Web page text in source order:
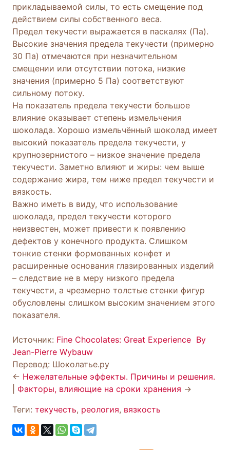
прикладываемой силы, то есть смещение под
действием силы собственного веса.
Предел текучести выражается в паскалях (Па).
Высокие значения предела текучести (примерно
30 Па) отмечаются при незначительном
смещении или отсутствии потока, низкие
значения (примерно 5 Па) соответствуют
сильному потоку.
На показатель предела текучести большое
влияние оказывает степень измельчения
шоколада. Хорошо измельчённый шоколад имеет
высокий показатель предела текучести, у
крупнозернистого – низкое значение предела
текучести. Заметно влияют и жиры: чем выше
содержание жира, тем ниже предел текучести и
вязкость.
Важно иметь в виду, что использование
шоколада, предел текучести которого
неизвестен, может привести к появлению
дефектов у конечного продукта. Слишком
тонкие стенки формованных конфет и
расширенные основания глазированных изделий
– следствие не в меру низкого предела
текучести, а чрезмерно толстые стенки фигур
обусловлены слишком высоким значением этого
показателя.
Источник: Fine Chocolates: Great Experience By
Jean-Pierre Wybauw
Перевод: Шоколатье.ру
← Нежелательные эффекты. Причины и решения.
Факторы, влияющие на сроки хранения →
Теги: текучесть, реология, вязкость